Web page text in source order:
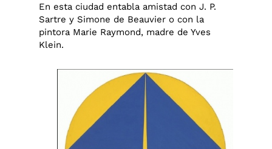
En esta ciudad entabla amistad con J. P.
Sartre y Simone de Beauvier o con la
pintora Marie Raymond, madre de Yves
Klein.